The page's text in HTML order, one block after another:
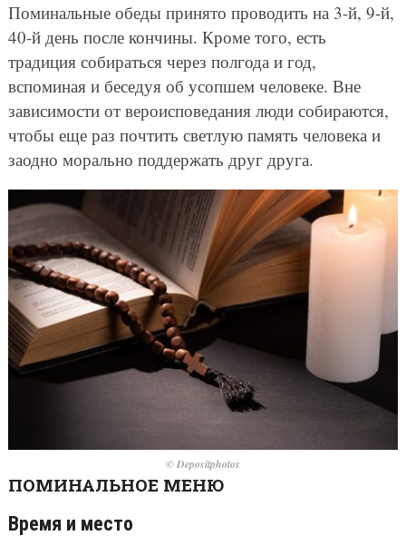
Поминальные обеды принято проводить на 3-й, 9-й,
40-й день после кончины. Кроме того, есть
традиция собираться через полгода и год,
вспоминая и беседуя об усопшем человеке. Вне
зависимости от вероисповедания люди собираются,
чтобы еще раз почтить светлую память человека и
заодно морально поддержать друг друга.
© Depositphotos
ПОМИНАЛЬНОЕ МЕНЮ
Время и место